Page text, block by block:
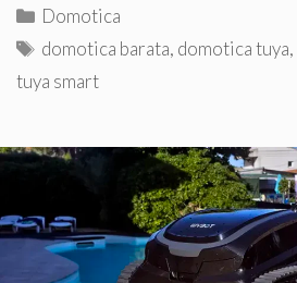
C
a
e
o
a
s
Domotica
E
t
u
a
domotica barata, domotica tuya,
tuya smart